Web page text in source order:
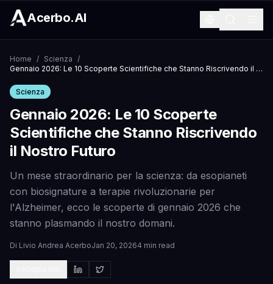
Acerbo.AI
Home / Scienza /
Gennaio 2026: Le 10 Scoperte Scientifiche che Stanno Riscrivendo il Nostro Futuro
Scienza
Gennaio 2026: Le 10 Scoperte
Scientifiche che Stanno Riscrivendo
il Nostro Futuro
Un mese straordinario per la scienza: da esopianeti
con biosignature a terapie rivoluzionarie per
l'Alzheimer, ecco le scoperte di gennaio 2026 che
stanno plasmando il nostro domani.
Di Livio Andrea AcerboJan 20, 20264 min read